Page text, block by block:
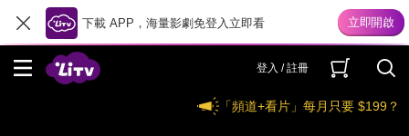
下載 APP，海量影劇免登入立即看
登入 / 註冊
「頻道+看片」每月只要 $199？